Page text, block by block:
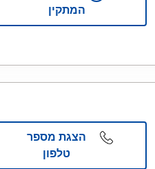
המתקין
הצגת מספר
טלפון